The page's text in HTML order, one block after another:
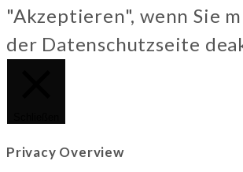
"Akzeptieren", wenn Sie
der Datenschutzseite
Privacy Overview